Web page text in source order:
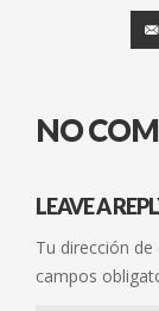
NO
LEAVE A
Tu dirección
campos